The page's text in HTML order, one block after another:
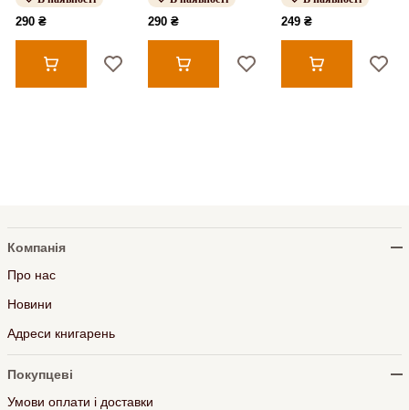
290 ₴ 290 ₴ 249 ₴
Компанія
Про нас
Новини
Адреси книгарень
Покупцеві
Умови оплати і доставки